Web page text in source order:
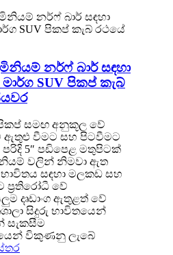
නර්ෆ් බාර් සඳහා
SUV පිකප් කැබ්
සමඟ අනුකූල වේ
ඇතුළු වීමට සහ පිටවීමට
5″ පඩිපෙළ මතුපිටක්
වලින් නිමවා ඇත
සඳහා මලකඩ සහ
ප්‍රතිරෝධී වේ
දෘඩාංග ඇතුළත් වේ
සිදුරු භාවිතයෙන්
සැකසීම
විකුණනු ලැබේ